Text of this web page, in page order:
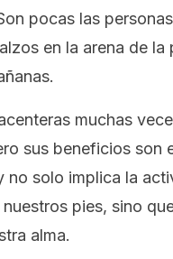
pocas las
en la arena de
muchas
sus beneficios son
no solo implica la
pies, sino
alma.